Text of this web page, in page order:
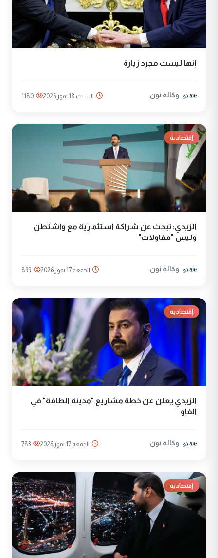
إنها ليست مجرد زيارة
وكالة نون السبت 18 تموز 2026 1180
إقتصادية
الزيدي: نبحث عن شراكة استثمارية مع واشنطن
وليس "مقاولات"
وكالة نون الجمعة 17 تموز 2026 899
إقتصادية
الزيدي يعلن عن خطة مشاريع "مدينة الطاقة" في
الفاو
وكالة نون الجمعة 17 تموز 2026 783
إقتصادية